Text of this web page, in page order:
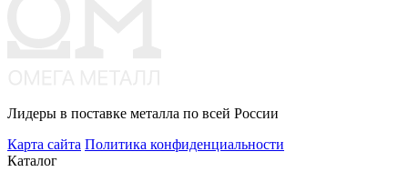
Лидеры в поставке металла по всей России
Карта сайта Политика конфиденциальности
Каталог